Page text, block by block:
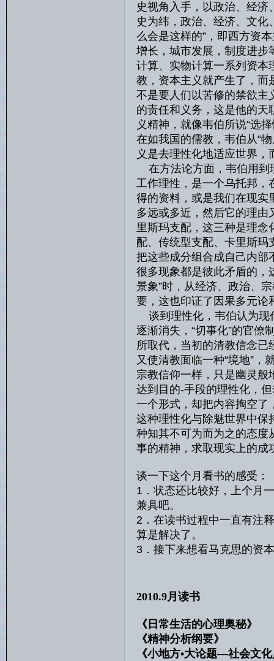
史视角入手，以政治、经
史为纬，政治、经济、文化
么会是这样的”，即西方资
增长，城市发展，制度进步
计算、实物计算一系列资本
教，资本主义就产生了，而
不是要人们以苦修的禁欲主
的责任和义务，这是他的天
义精神，就像韦伯所说“选
在如我国的儒教，韦伯从“
义是去理性化地适应世界
在方法论方面，韦伯用到
工作理性，是一个乌托邦，
得的资料，或是我们在现实
多远或多近，然后它的理由
里斯玛支配，这三种是理
配、传统型支配、卡里斯玛
把这些成分组合成自己内部
很多现象都是彼此矛盾的，
景象”时，从经济、政治、
要，这也印证了因果多元论
谈到理性化，韦伯认为现
逐渐消失，“切事化”的官僚
所取代，当初的清教信念已
又使清教面临一种“境地”，
宗教信仰一样，只是幽灵般
达到目的-手段的理性化，
一个形式，却把内容掏空了
这种理性化与除魅世界中保
种知其不可为而为之的态度
事的精神，求取现实上的成
谈一下这个月看书的感受：
1．状态还比较好，上个月
兼具吧。
2．在读书过程中一直有注
算是解决了。
3．接下来想看马克思的资
2010.9月读书
《日常生活的心理奥
《精神分析纲要》
《小地方•大论题—社会文